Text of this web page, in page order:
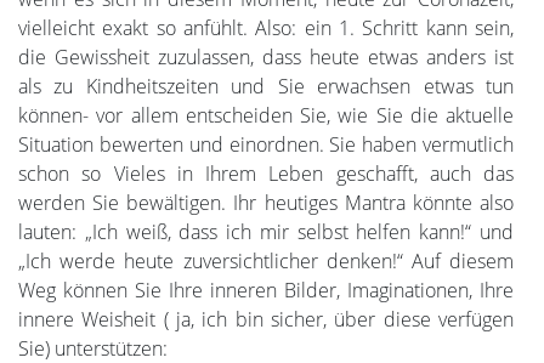
vielleicht exakt so anfühlt. Also: ein 1. Schritt kann sein,
die Gewissheit zuzulassen, dass heute etwas anders ist
als zu Kindheitszeiten und Sie erwachsen etwas tun
können- vor allem entscheiden Sie, wie Sie die aktuelle
Situation bewerten und einordnen. Sie haben vermutlich
schon so Vieles in Ihrem Leben geschafft, auch das
werden Sie bewältigen. Ihr heutiges Mantra könnte also
lauten: „Ich weiß, dass ich mir selbst helfen kann!“ und
„Ich werde heute zuversichtlicher denken!“ Auf diesem
Weg können Sie Ihre inneren Bilder, Imaginationen, Ihre
innere Weisheit ( ja, ich bin sicher, über diese verfügen
Sie) unterstützen: